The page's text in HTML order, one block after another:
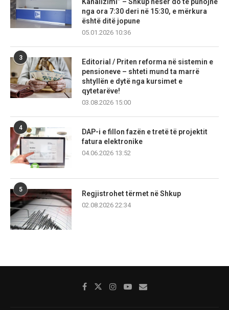
Kanalizimi” – Shkup nesër do të punojnë
nga ora 7:30 deri në 15:30, e mërkura
është ditë jopune
05.01.2026 10:36
3
Editorial / Priten reforma në sistemin e
pensioneve – shteti mund ta marrë
shtyllën e dytë nga kursimet e
qytetarëve!
03.08.2026 15:00
4
DAP-i e fillon fazën e tretë të projektit
fatura elektronike
04.06.2026 13:52
5
Regjistrohet tërmet në Shkup
02.08.2026 22:34